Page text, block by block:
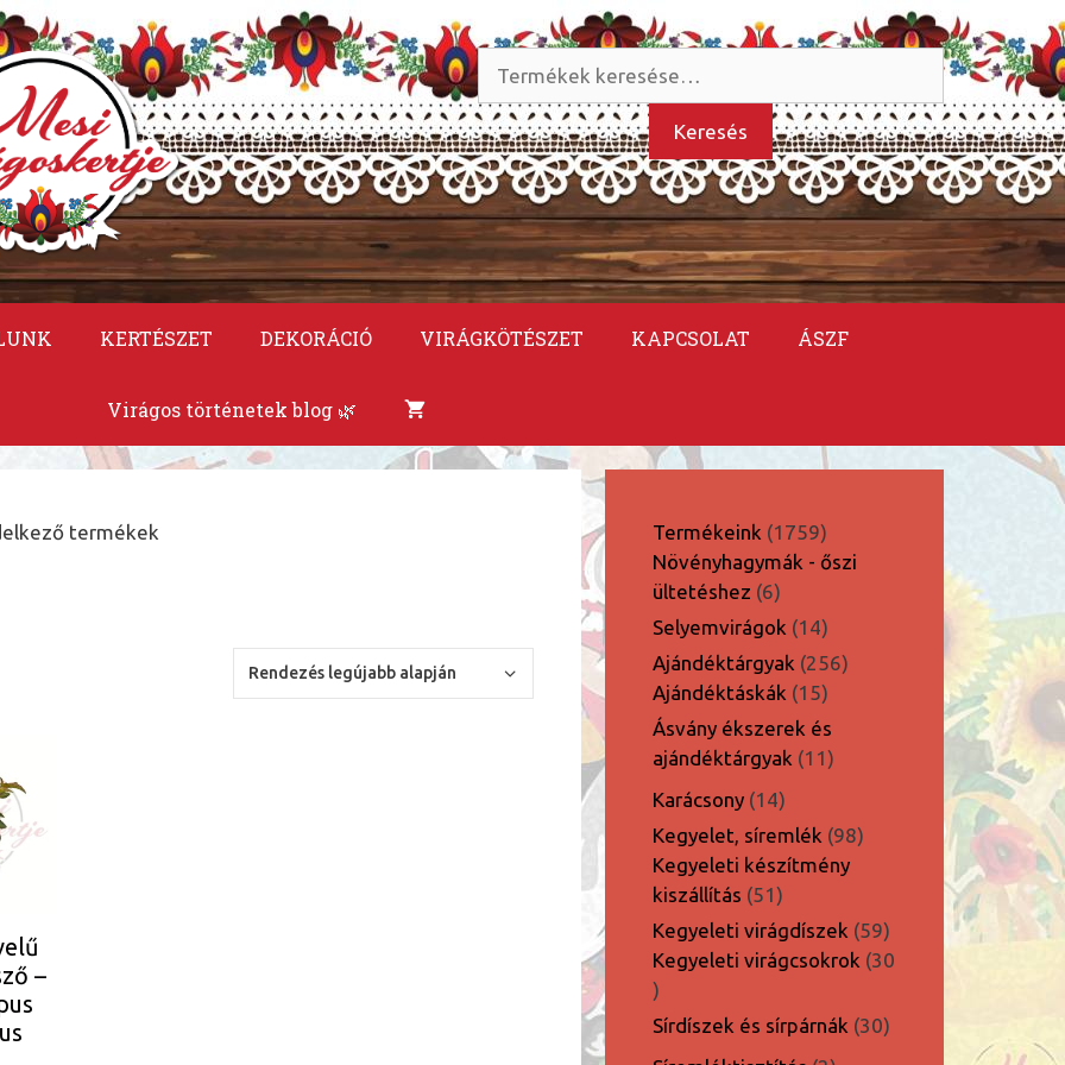
Keresés
a
következőre:
Keresés
KERTÉSZET DEKORÁCIÓ VIRÁGKÖTÉSZET KAPCSOLAT ÁSZF
Virágos történetek blog 🌿
termékek
–
Termékeink 17591759
termék
Növényhagymák - őszi
ültetéshez 66
termék
Selyemvirágok 1414
termék
Ajándéktárgyak 256256
Ajándéktáskák 1515
termék
Ásvány ékszerek és
ajándéktárgyak
1111
Karácsony 1414
termék
Kegyelet, síremlék 9898
Kegyeleti készítmény
kiszállítás 5151
termék
Kegyeleti virágdíszek 5959
termék
Kegyeleti virágcsokrok 30
30
termék
Sírdíszek és sírpárnák 3030